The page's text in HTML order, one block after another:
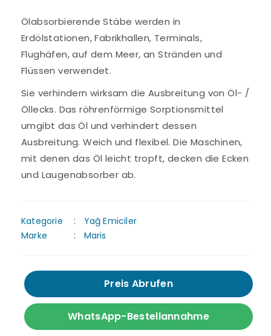
Ölabsorbierende Stäbe werden in
Erdölstationen, Fabrikhallen, Terminals,
Flughäfen, auf dem Meer, an Stränden und
Flüssen verwendet.
Sie verhindern wirksam die Ausbreitung von Öl- /
Öllecks. Das röhrenförmige Sorptionsmittel
umgibt das Öl und verhindert dessen
Ausbreitung. Weich und flexibel. Die Maschinen,
mit denen das Öl leicht tropft, decken die Ecken
und Laugenabsorber ab.
Kategorie
Yağ Emiciler
Marke
Maris
Preis Abrufen
WhatsApp-Bestellannahme